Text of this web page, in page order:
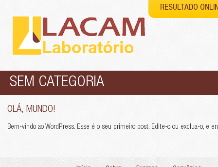
RESULTADO
SEM CATEGORIA
OLÁ, MUNDO!
Bem-vindo ao WordPress. Esse é o seu primeiro post. Edite-o ou exclua-o, e